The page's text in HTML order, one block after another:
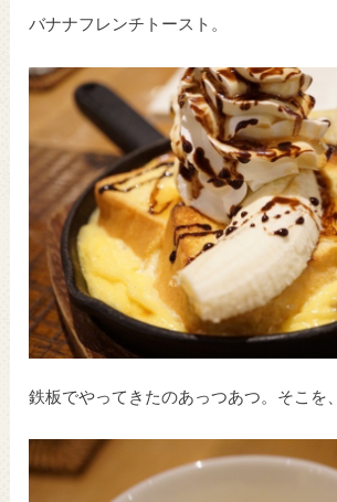
バナナフレンチトースト。
鉄板でやってきたのあっつあつ。そこを、